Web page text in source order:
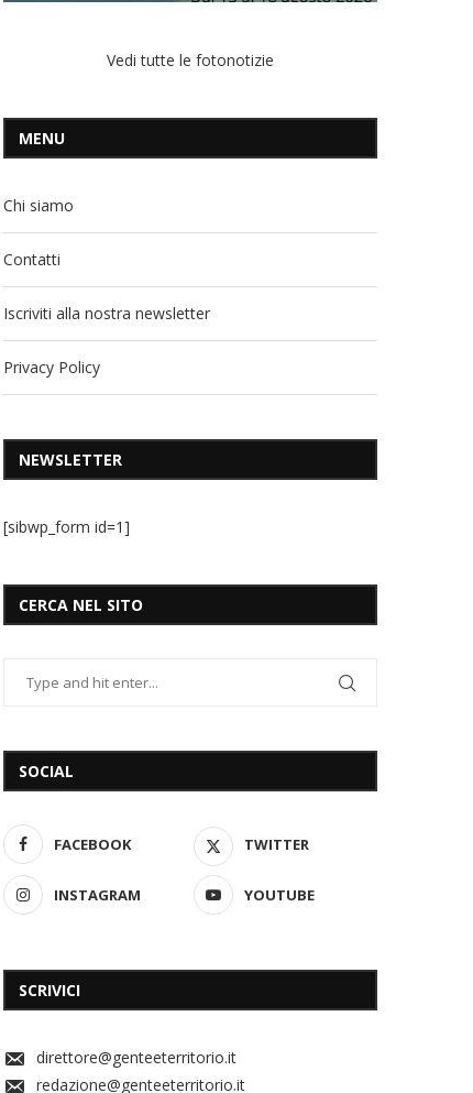
Vedi tutte le fotonotizie
MENU
Chi siamo
Contatti
Iscriviti alla nostra newsletter
Privacy Policy
NEWSLETTER
[sibwp_form id=1]
CERCA NEL SITO
SOCIAL
FACEBOOK TWITTER
INSTAGRAM YOUTUBE
SCRIVICI
direttore@genteeterritorio.it
redazione@genteeterritorio.it